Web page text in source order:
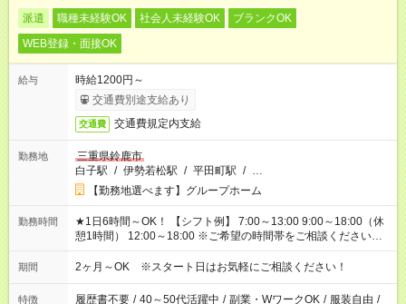
派遣 職種未経験OK 社会人未経験OK
ブランクOK
WEB登録・面接OK
給与
時給1200円～
交通費別途支給あり
交通費 交通費規定内支給
勤務地
三重県鈴鹿市
白子駅 / 伊勢若松駅 / 平田町駅 / …
【勤務地選べます】グループホーム
勤務時間
★1日6時間～OK！ 【シフト例】 7:00～13:00 9:00～18:00（休
憩1時間） 12:00～18:00 ※ご希望の時間帯をご相談ください。
※日勤、夜勤のみ、変則的な勤務等も相談OK！
期間 2ヶ月～OK ※スタート日はお気軽にご相談ください！
特徴 履歴書不要 / 40～50代活躍中 / 副業・WワークOK / 服装自由 /